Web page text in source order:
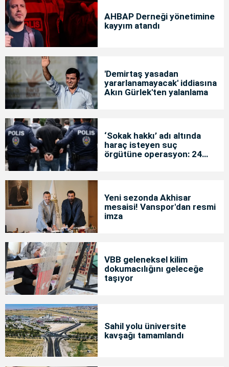
AHBAP Derneği yönetimine
kayyım atandı
'Demirtaş yasadan
yararlanamayacak' iddiasına
Akın Gürlek'ten yalanlama
‘Sokak hakkı’ adı altında
haraç isteyen suç
örgütüne operasyon: 24
Yeni sezonda Akhisar
mesaisi! Vanspor'dan resmi
imza
VBB geleneksel kilim
dokumacılığını geleceğe
taşıyor
Sahil yolu üniversite
kavşağı tamamlandı